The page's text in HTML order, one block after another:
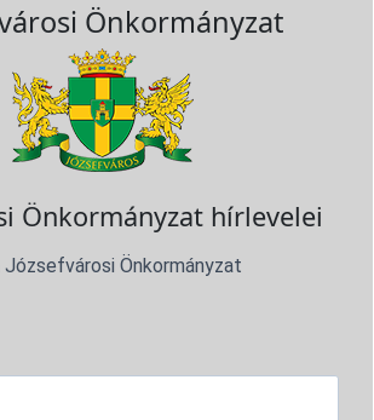
Önkormányzat
Önkormányzat hírlevelei
Önkormányzat